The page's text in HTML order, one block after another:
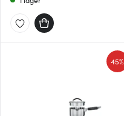
45%